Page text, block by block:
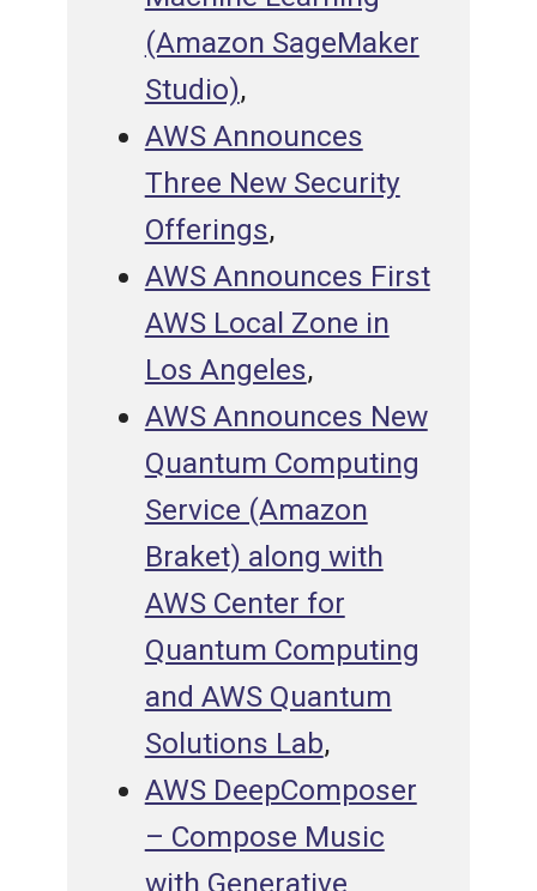
(Amazon SageMaker
Studio),
AWS Announces
Three New Security
Offerings,
AWS Announces First
AWS Local Zone in
Los Angeles,
AWS Announces New
Quantum Computing
Service (Amazon
Braket) along with
AWS Center for
Quantum Computing
and AWS Quantum
Solutions Lab,
AWS DeepComposer
– Compose Music
with Generative